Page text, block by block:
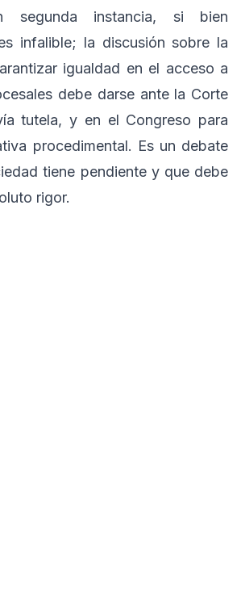
segunda instancia, si bien
infalible; la discusión sobre la
igualdad en el acceso a
debe darse ante la Corte
tutela, y en el Congreso para
procedimental. Es un debate
tiene pendiente y que debe
rigor.